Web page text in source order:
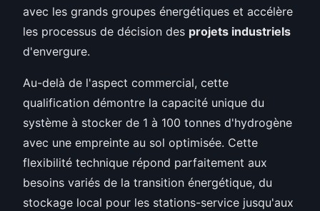
avec les grands groupes énergétiques et accélère
les processus de décision des projets industriels
d'envergure.
Au-delà de l'aspect commercial, cette
qualification démontre la capacité unique du
système à stocker de 1 à 100 tonnes d'hydrogène
avec une empreinte au sol optimisée. Cette
flexibilité technique répond parfaitement aux
besoins variés de la transition énergétique, du
stockage local pour les stations-service jusqu'aux